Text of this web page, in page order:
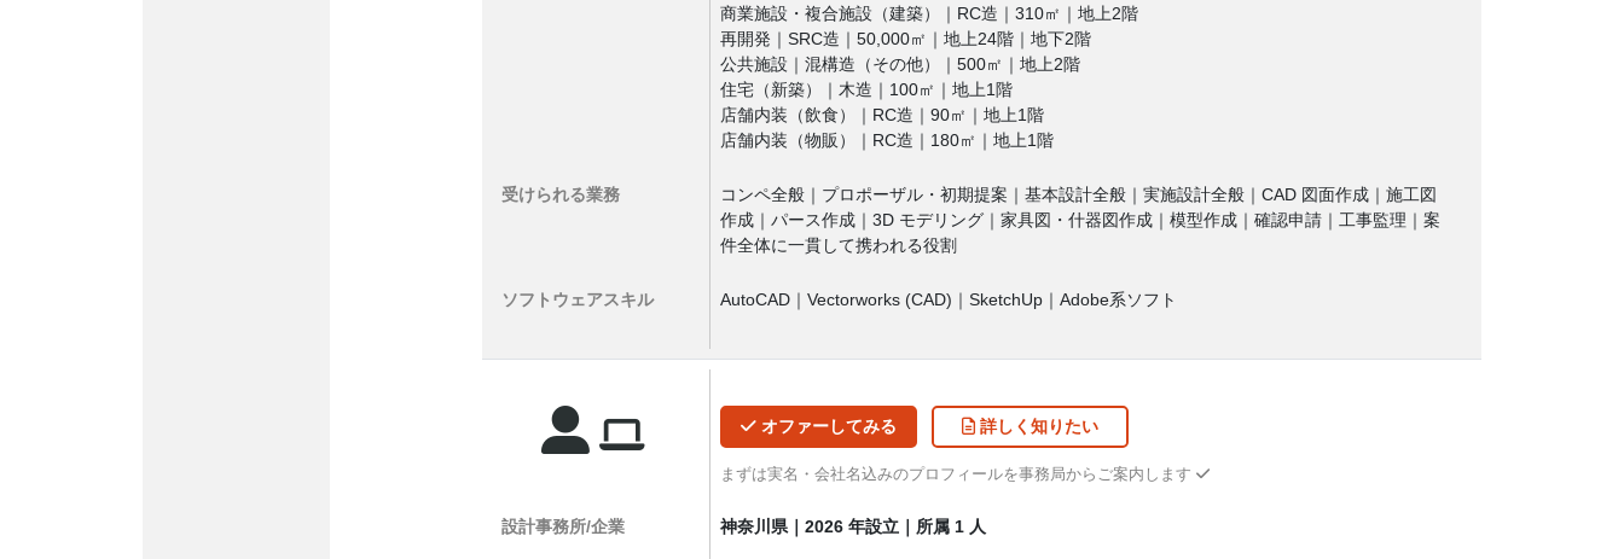
商業施設・複合施設（建築）｜RC造｜310㎡｜地上2階
再開発｜SRC造｜50,000㎡｜地上24階｜地下2階
公共施設｜混構造（その他）｜500㎡｜地上2階
住宅（新築）｜木造｜100㎡｜地上1階
店舗内装（飲食）｜RC造｜90㎡｜地上1階
店舗内装（物販）｜RC造｜180㎡｜地上1階
受けられる業務
コンペ全般｜プロポーザル・初期提案｜基本設計全般｜実施設計全般｜CAD 図面作成｜施工図
作成｜パース作成｜3D モデリング｜家具図・什器図作成｜模型作成｜確認申請｜工事監理｜案
件全体に一貫して携われる役割
ソフトウェアスキル AutoCAD｜Vectorworks (CAD)｜SketchUp｜Adobe系ソフト
オファーしてみる 詳しく 知りたい
まずは実名・会社名込みのプロフィールを事務局からご案内します
設計事務所/企業 神奈川県｜2026 年設立｜所属 1 人